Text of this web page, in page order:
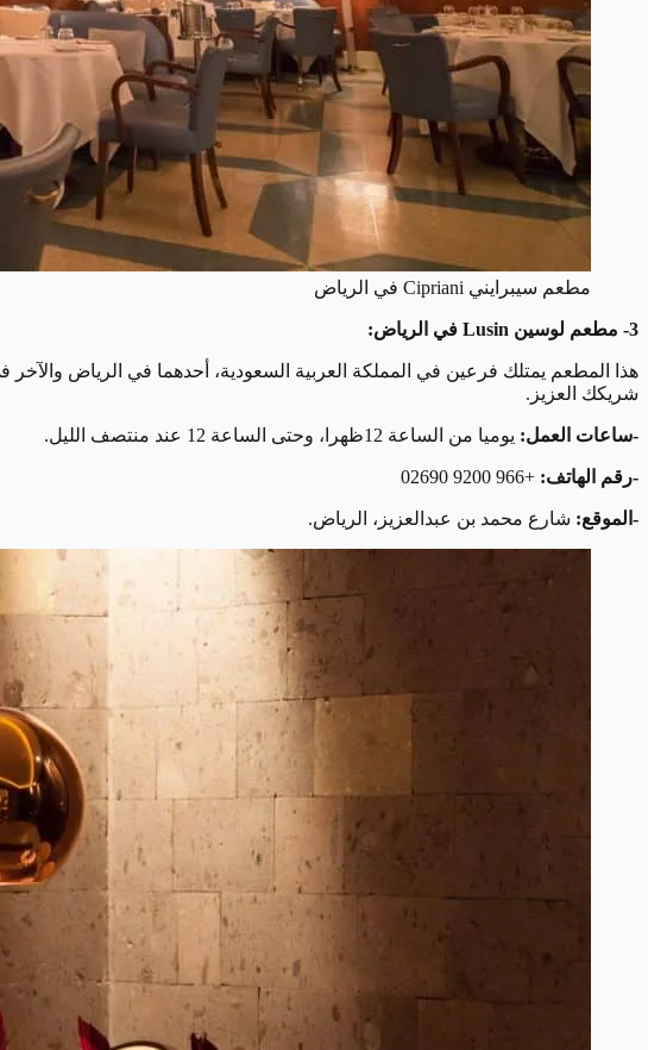
مطعم سيبرايني Cipriani في الرياض
3- مطعم لوسين Lusin في الرياض:
هذا المطعم يمتلك فرعين في المملكة العربية السعودية، أحدهما في الرياض والآخر
شريكك العزيز.
-ساعات العمل: يوميا من الساعة 12ظهرا، وحتى الساعة 12 عند منتصف الليل.
-رقم الهاتف: +966 9200 02690
-الموقع: شارع محمد بن عبدالعزيز، الرياض.